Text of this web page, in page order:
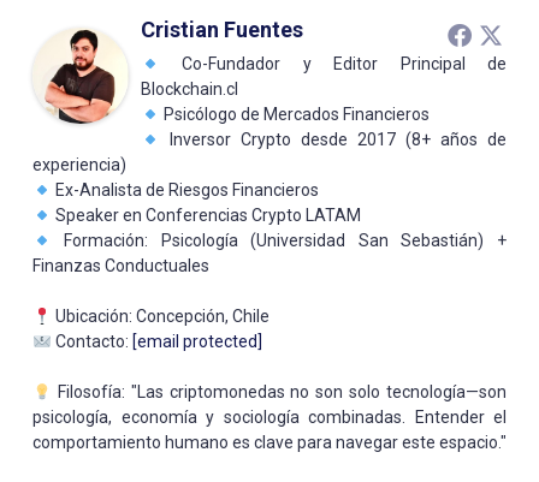
Cristian Fuentes
Co-Fundador y Editor Principal de
Blockchain.cl
Psicólogo de Mercados Financieros
Inversor Crypto desde 2017 (8+ años de
experiencia)
Ex-Analista de Riesgos Financieros
Speaker en Conferencias Crypto LATAM
Formación: Psicología (Universidad San Sebastián) +
Finanzas Conductuales
Ubicación: Concepción, Chile
Contacto: [email protected]
Filosofía: "Las criptomonedas no son solo tecnología—son
psicología, economía y sociología combinadas. Entender el
comportamiento humano es clave para navegar este espacio."